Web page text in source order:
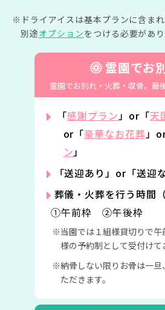
ドライアイスは基本プランに含まれ
別途オプションをつける必要があり
霊園でお
霊園でお別れ・火葬・収骨。 最
「感謝プラン」or「天
or「豪華なお花葬」
ン」
「送迎あり」or「送迎
葬儀・火葬を行う時間（
①午前枠 ②午後枠
当園では１組様貸切りで
様の予約制として受付けて
納骨しない限りお骨は一旦
ただきます。